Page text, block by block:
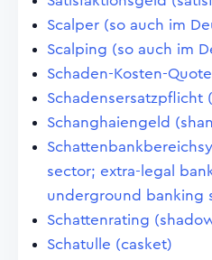
Scalper (so auch im
Scalping (so auch im
Schaden-Kosten-
Schadensersatzpflicht
Schanghaiengeld
sector; extra-legal
underground banking
Schattenrating
Schatulle (casket)